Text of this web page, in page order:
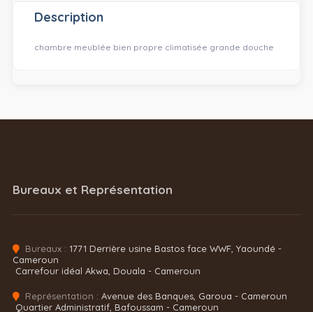
Description
chambre meublée bien propre climatisée grande douche
Bureaux et Représentation
Bureaux : 1771 Derrière usine Bastos face WWF, Yaoundé -
Cameroun
Carrefour idéal Akwa, Douala - Cameroun
Représentation : Avenue des Banques, Garoua - Cameroun
Quartier Administratif, Bafoussam - Cameroun